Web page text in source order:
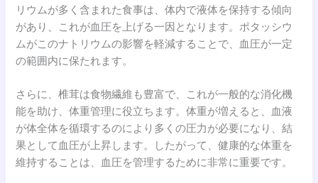
リウムが多く含まれた食事は、体内で液体を保持する傾向
があり、これが血圧を上げる一因となります。ポタッシウ
ムがこのナトリウムの影響を軽減することで、血圧が一定
の範囲内に保たれます。
さらに、椎茸は食物繊維も豊富で、これが一般的な消化機
能を助け、体重管理に役立ちます。体重が増えると、血液
が体全体を循環するのにより多くの圧力が必要になり、結
果として血圧が上昇します。したがって、健康的な体重を
維持することは、血圧を管理するために非常に重要です。